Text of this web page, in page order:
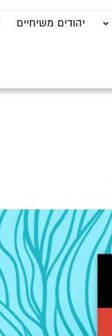
יהודים משיחיים